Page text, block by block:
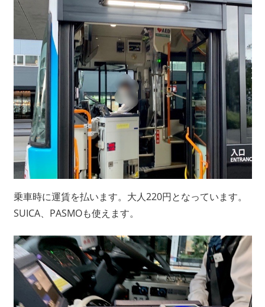
乗車時に運賃を払います。大人220円となっています。
SUICA、PASMOも使えます。